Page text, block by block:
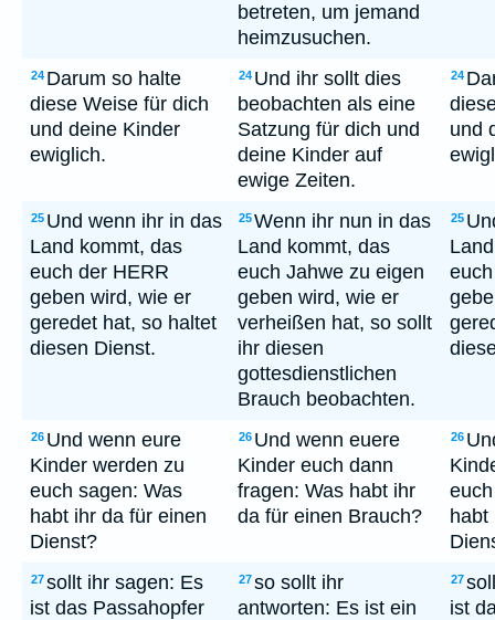
betreten, um jemand
heimzusuchen.
24 Darum so halte
diese Weise für dich
und deine Kinder
ewiglich.
24 Und ihr sollt dies
beobachten als eine
Satzung für dich und
deine Kinder auf
ewige Zeiten.
24
und
25 Und wenn ihr in das
Land kommt, das
euch der HERR
geben wird, wie er
geredet hat, so haltet
diesen Dienst.
25Wenn ihr nun in das
Land kommt, das
euch Jahwe zu eigen
geben wird, wie er
verheißen hat, so sollt
ihr diesen
gottesdienstlichen
Brauch beobachten.
25
26 Und wenn eure
Kinder werden zu
euch sagen: Was
habt ihr da für einen
Dienst?
26 Und wenn euere
Kinder euch dann
fragen: Was habt ihr
da für einen Brauch?
26
habt
27sollt ihr sagen: Es
ist das Passahopfer
27so sollt ihr
antworten: Es ist ein
27
ist